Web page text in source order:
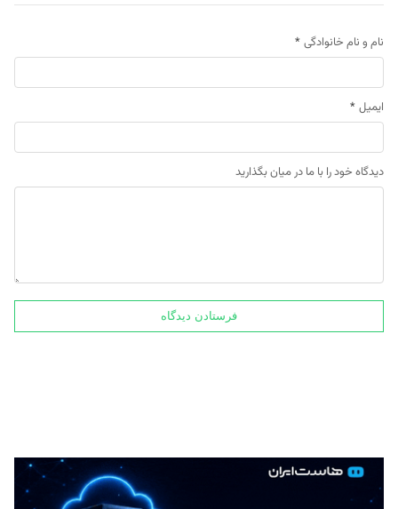
نام و نام خانوادگی *
ایمیل *
دیدگاه خود را با ما در میان بگذارید